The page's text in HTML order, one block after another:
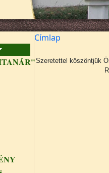
Címlap
Szeretettel köszöntjük